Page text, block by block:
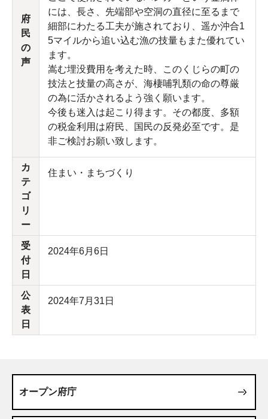
府
民
の
声
には、長さ、先端部や空洞の直径に至るまで
細部にわたる工夫が施されており、遥か沖合1
5マイルから追い込む漁の技量もまた優れてい
ます。
嵩む埋没費用を考えた時、このくじらの町の
技法と技量の高さが、海棲哺乳類の命の尊厳
の為に活かされるよう強く願います。
今後も迷入は起こり得ます。その都度、多額
の税金利用は府民、国民の反発必至です。是
非ご検討お願い致します。
カ
テ
ゴ
リ
ー
住まい・まちづくり
受
付
日
2024年6月6日
公
表
日
2024年7月31日
オープン府庁